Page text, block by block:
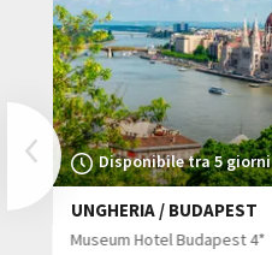
PreviousDisponibile tra 5 giorni
UNGHERIA / BUDAPEST
Museum Hotel Budapest 4*